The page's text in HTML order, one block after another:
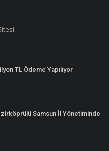
TL Ödeme Yapılıyor
Samsun İl Yönetiminde